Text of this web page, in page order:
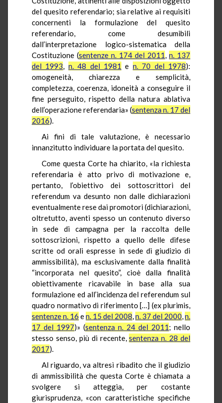
del quesito referendario; sia relative ai requisiti
concernenti la formulazione del quesito
referendario, come desumibili
dall’interpretazione logico-sistematica della
Costituzione (sentenze n. 174 del 2011, n. 137
del 1993, n. 48 del 1981 e n. 70 del 1978):
omogeneità, chiarezza e semplicità,
completezza, coerenza, idoneità a conseguire il
fine perseguito, rispetto della natura ablativa
dell’operazione referendaria» (sentenza n. 17 del
2016).
Ai fini di tale valutazione, è necessario
innanzitutto individuare la portata del quesito.
Come questa Corte ha chiarito, «la richiesta
referendaria è atto privo di motivazione e,
pertanto, l’obiettivo dei sottoscrittori del
referendum va desunto non dalle dichiarazioni
eventualmente rese dai promotori (dichiarazioni,
oltretutto, aventi spesso un contenuto diverso
in sede di campagna per la raccolta delle
sottoscrizioni, rispetto a quello delle difese
scritte od orali espresse in sede di giudizio di
ammissibilità), ma esclusivamente dalla finalità
“incorporata nel quesito”, cioè dalla finalità
obiettivamente ricavabile in base alla sua
formulazione ed all’incidenza del referendum sul
quadro normativo di riferimento […] (ex plurimis,
sentenze n. 16 en. 15 del 2008,n. 37 del 2000,n.
17 del 1997)» (sentenza n. 24 del 2011; nello
stesso senso, più di recente,sentenza n. 28 del
2017).
Al riguardo, va altresì ribadito che il giudizio
di ammissibilità che questa Corte è chiamata a
svolgere si atteggia, per costante
giurisprudenza, «con caratteristiche specifiche